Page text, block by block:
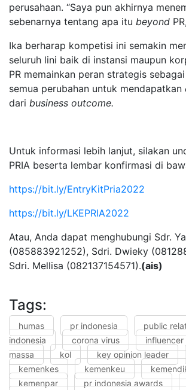
perusahaan. “Saya pun akhirnya
sebenarnya tentang apa itu beyond
Ika berharap kompetisi ini semakin
seluruh lini baik di instansi maupun
PR memainkan peran strategis
semua perubahan untuk mendapatkan
dari business outcome.
Untuk informasi lebih lanjut, silakan
PRIA beserta lembar konfirmasi di
https://bit.ly/EntryKitPria2022
https://bit.ly/LKEPRIA2022
Atau, Anda dapat menghubungi Sdr.
(085883921252), Sdri. Dwieky
Sdri. Mellisa (082137154571).(ais)
Tags:
humas pr indonesia public
indonesia
corona virus influencer
massa
kol key opinion leader
kemenkes
kemenkeu
kemenpar
pr indonesia awards